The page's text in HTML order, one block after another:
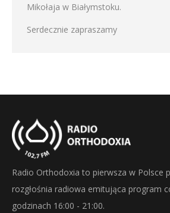
Mikołaja w Białymstoku.
Serdecznie zapraszamy
Radio Orthodoxia to pierwsza w Polsce
rozgłośnia radiowa emitująca program
godzinach 16:00 - 21:00.